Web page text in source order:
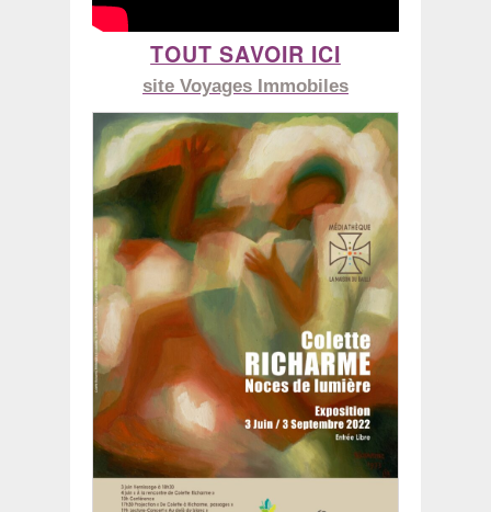
TOUT SAVOIR ICI
site Voyages Immobiles